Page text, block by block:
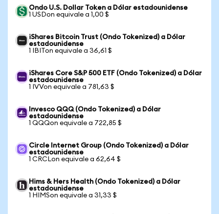
Ondo U.S. Dollar Token a Dólar estadounidense
1 USDon equivale a 1,00 $
iShares Bitcoin Trust (Ondo Tokenized) a Dólar
estadounidense
1 IBITon equivale a 36,61 $
iShares Core S&P 500 ETF (Ondo Tokenized) a Dólar
estadounidense
1 IVVon equivale a 781,63 $
Invesco QQQ (Ondo Tokenized) a Dólar
estadounidense
1 QQQon equivale a 722,85 $
Circle Internet Group (Ondo Tokenized) a Dólar
estadounidense
1 CRCLon equivale a 62,64 $
Hims & Hers Health (Ondo Tokenized) a Dólar
estadounidense
1 HIMSon equivale a 31,33 $